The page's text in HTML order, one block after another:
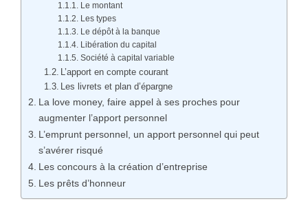
Le montant
Les types
Le dépôt à la banque
Libération du capital
Société à capital variable
L’apport en compte courant
Les livrets et plan d’épargne
La love money, faire appel à ses proches pour
augmenter l’apport personnel
L’emprunt personnel, un apport personnel qui peut
s’avérer risqué
Les concours à la création d’entreprise
Les prêts d’honneur